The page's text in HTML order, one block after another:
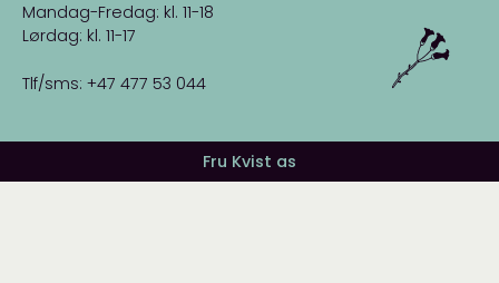
Mandag-Fredag: kl. 11-18
Lørdag: kl. 11-17
Tlf/sms: +47 477 53 044
Fru Kvist as